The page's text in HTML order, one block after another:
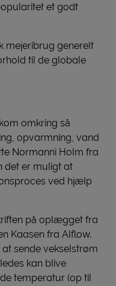
et godt
mejeribrug generelt
til de globale
omkring så
opvarmning, vand
Normanni Holm fra
det er muligt at
ved hjælp
på oplægget fra
Kaasen fra Alflow.
sende vekselstrøm
kan blive
temperatur (op til